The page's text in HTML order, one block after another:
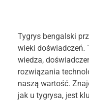
Tygrys bengalski
wieki doświadczeń.
wiedza,
rozwiązania
naszą wartość.
jak u tygrysa, jest